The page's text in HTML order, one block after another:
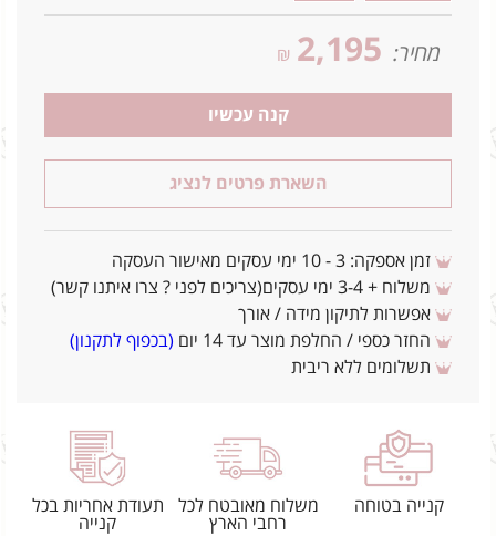
מחיר: 2,195
₪
קנה עכשיו
השארת פרטים לנציג
זמן אספקה: 3 - 10 ימי עסקים מאישור העסקה
משלוח + 3-4 ימי עסקים(צריכים לפני ? צרו איתנו קשר)
אפשרות לתיקון מידה / אורך
החזר כספי / החלפת מוצר עד 14 יום
(בכפוף לתקנון)
תשלומים ללא ריבית
קנייה בטוחה
משלוח מאובטח לכל
רחבי הארץ
תעודת אחריות בכל
קנייה